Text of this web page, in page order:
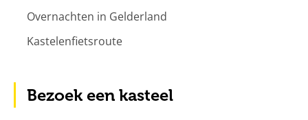
Overnachten in Gelderland
Kastelenfietsroute
Bezoek een kasteel